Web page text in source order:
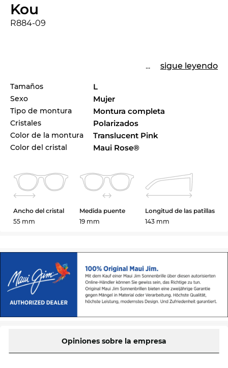
Kou
R884-09
... sigue leyendo
Tamaños L
Sexo Mujer
Tipo de montura Montura completa
Cristales Polarizados
Color de la montura Translucent Pink
Color del cristal Maui Rose®
Ancho del cristal
55 mm
Medida puente
19 mm
Longitud de las patillas
143 mm
Opiniones sobre la empresa